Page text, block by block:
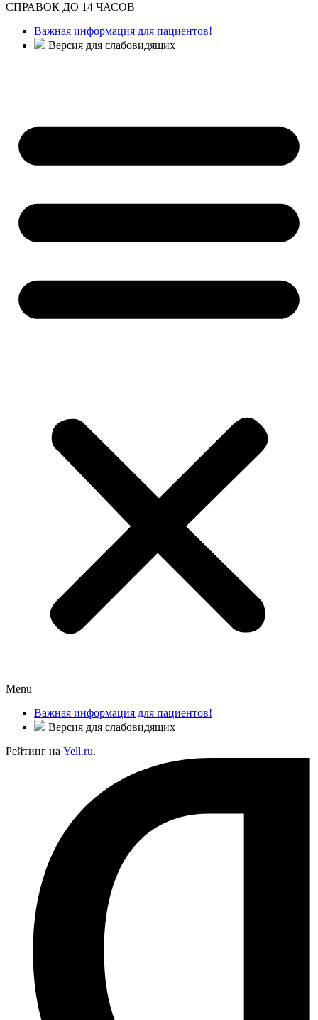
СПРАВОК ДО 14 ЧАСОВ
Важная информация для пациентов!
Версия для слабовидящих
Menu
Важная информация для пациентов!
Версия для слабовидящих
Рейтинг на Yell.ru.